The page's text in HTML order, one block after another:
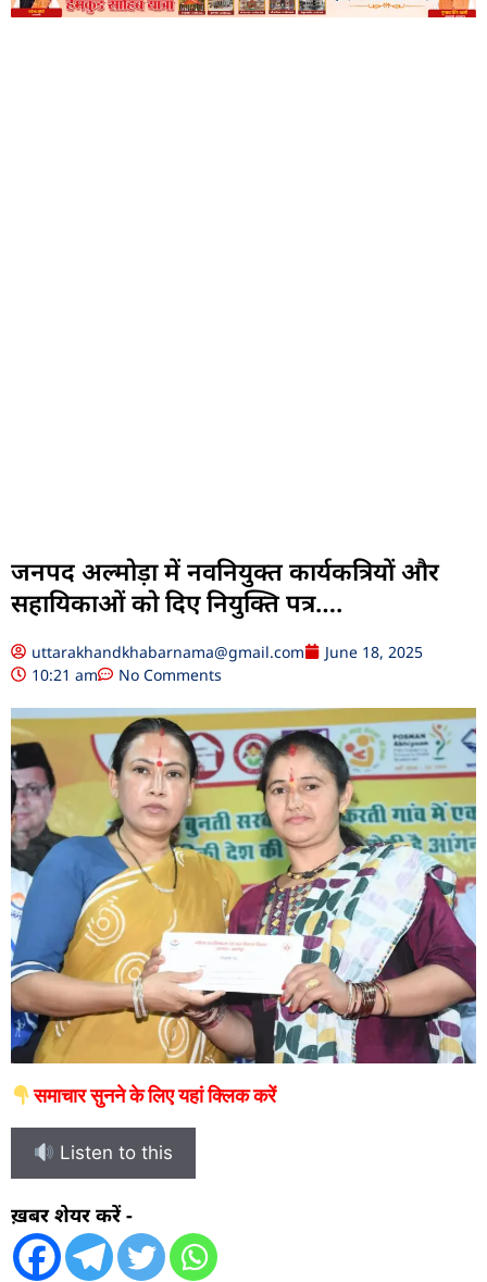
जनपद अल्मोड़ा में नवनियुक्त कार्यकत्रियों और
सहायिकाओं को दिए नियुक्ति पत्र….
uttarakhandkhabarnama@gmail.com
June 18, 2025
10:21 am
No Comments
समाचार सुनने के लिए यहां क्लिक करें
Listen to this
ख़बर शेयर करें -